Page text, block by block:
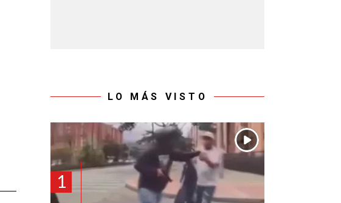
LO MÁS VISTO
1